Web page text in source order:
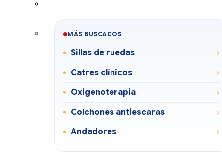
MÁS BUSCADOS
Sillas de ruedas
Catres clínicos
Oxigenoterapia
Colchones antiescaras
Andadores